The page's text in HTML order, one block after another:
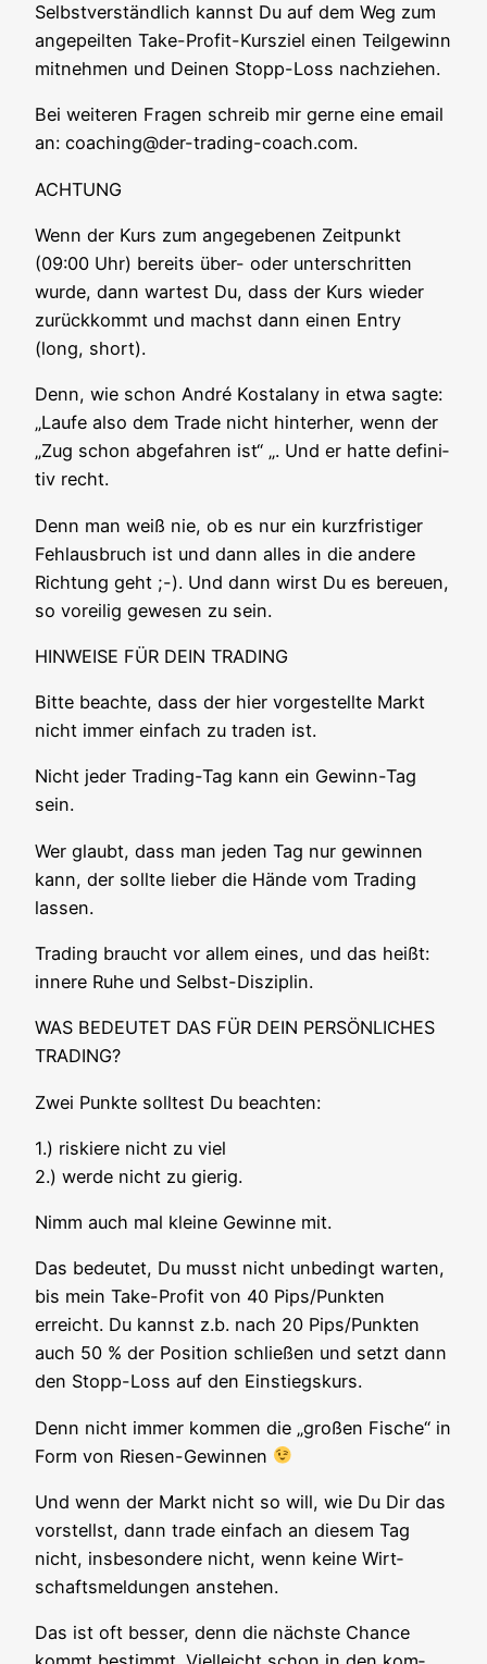
Selbst­ver­ständ­lich kannst Du auf dem Weg zum
ange­peil­ten Take-Pro­fit-Kurs­ziel einen Teil­ge­winn
mit­neh­men und Dei­nen Stopp-Loss nachziehen.
Bei wei­te­ren Fra­gen schreib mir ger­ne eine email
an: coaching@der-trading-coach.com.
ACHTUNG
Wenn der Kurs zum ange­ge­be­nen Zeit­punkt
(09:00 Uhr) bereits über- oder unter­schrit­ten
wur­de, dann war­test Du, dass der Kurs wie­der
zurück­kommt und machst dann einen Ent­ry
(long, short).
Denn, wie schon André Kostala­ny in etwa sag­te:
„Lau­fe also dem Trade nicht hin­ter­her, wenn der
„Zug schon abge­fah­ren ist“ „. Und er hat­te defi­ni­
tiv recht.
Denn man weiß nie, ob es nur ein kurz­fris­ti­ger
Fehl­aus­bruch ist und dann alles in die ande­re
Rich­tung geht ;-). Und dann wirst Du es bereu­en,
so vor­ei­lig gewe­sen zu sein.
HINWEISE FÜR DEIN TRADING
Bit­te beach­te, dass der hier vor­ge­stell­te Markt
nicht immer ein­fach zu traden ist.
Nicht jeder Tra­ding-Tag kann ein Gewinn-Tag
sein.
Wer glaubt, dass man jeden Tag nur gewin­nen
kann, der soll­te lie­ber die Hän­de vom Tra­ding
lassen.
Tra­ding braucht vor allem eines, und das heißt:
inne­re Ruhe und Selbst-Disziplin.
WAS BEDEUTET DAS FÜR DEIN PERSÖNLICHES
TRADING?
Zwei Punk­te soll­test Du beachten:
1.) ris­kie­re nicht zu viel
2.) wer­de nicht zu gierig.
Nimm auch mal klei­ne Gewin­ne mit.
Das bedeu­tet, Du musst nicht unbe­dingt war­ten,
bis mein Take-Pro­fit von 40 Pips/Punkten
erreicht. Du kannst z.b. nach 20 Pips/Punkten
auch 50 % der Posi­ti­on schlie­ßen und setzt dann
den Stopp-Loss auf den Einstiegskurs.
Denn nicht immer kom­men die „gro­ßen Fische“ in
Form von Riesen-Gewinnen
Und wenn der Markt nicht so will, wie Du Dir das
vor­stellst, dann trade ein­fach an die­sem Tag
nicht, ins­be­son­de­re nicht, wenn kei­ne Wirt­
schafts­mel­dun­gen anstehen.
Das ist oft bes­ser, denn die nächs­te Chan­ce